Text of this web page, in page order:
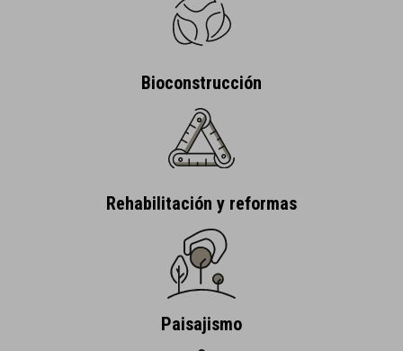
Bioconstrucción
Rehabilitación y reformas
Paisajismo